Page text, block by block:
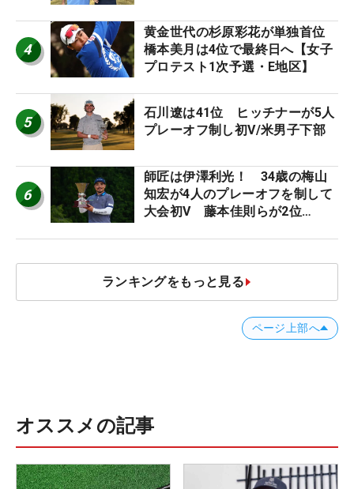
STAGE JOYX OPEN】
4
黄金世代の杉原彩花が単独首位
橋本美月は4位で最終日へ【女子
プロテスト1次予選・E地区】
5
石川遼は41位 ヒッチナーが5人
プレーオフ制し初V/米男子下部
6
師匠は伊澤利光！ 34歳の梅山
知宏が4人のプレーオフを制して
大会初V 藤本佳則らが2位
ランキングをもっと見る
ページ上部へ
オススメの記事